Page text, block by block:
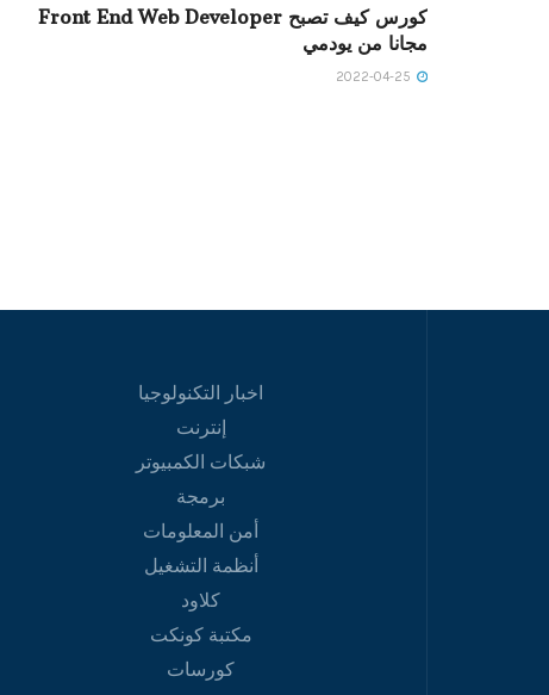
كورس كيف تصبح Front End Web Developer
مجانا من يودمي
اخبار التكنولوجيا
إنترنت
شبكات الكمبيوتر
برمجة
أمن المعلومات
أنظمة التشغيل
كلاود
مكتبة كونكت
كورسات